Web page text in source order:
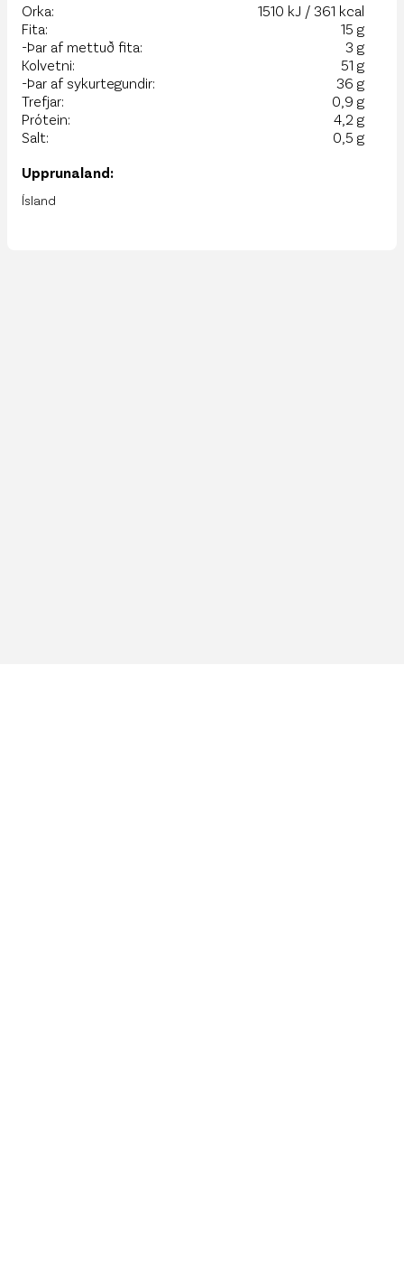
Orka:
1510 kJ / 361 kcal
Fita:
15 g
-Þar af mettuð fita:
3 g
Kolvetni:
51 g
-Þar af sykurtegundir:
36 g
Trefjar:
0,9 g
Prótein:
4,2 g
Salt:
0,5 g
Upprunaland:
Ísland